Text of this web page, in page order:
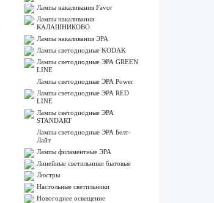
Лампы накаливания Favor
Лампы накаливания
КАЛАШНИКОВО
Лампы накаливания ЭРА
Лампы светодиодные KODAK
Лампы светодиодные ЭРА GREEN
LINE
Лампы светодиодные ЭРА Power
Лампы светодиодные ЭРА RED
LINE
Лампы светодиодные ЭРА
STANDART
Лампы светодиодные ЭРА Белт-
Лайт
Лампы филаментные ЭРА
Линейные светильники бытовые
Люстры
Настольные светильники
Новогоднее освещение